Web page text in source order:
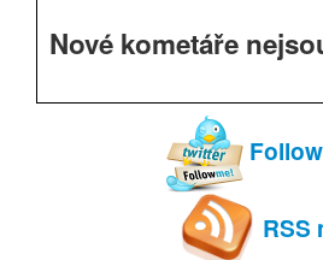
Nové kometáře
RSS